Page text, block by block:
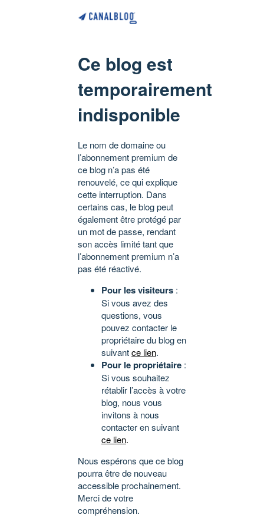
Ce blog est
temporairement
indisponible
Le nom de domaine ou
l’abonnement premium de
ce blog n’a pas été
renouvelé, ce qui explique
cette interruption. Dans
certains cas, le blog peut
également être protégé par
un mot de passe, rendant
son accès limité tant que
l’abonnement premium n’a
pas été réactivé.
Pour les visiteurs :
Si vous avez des
questions, vous
pouvez contacter le
propriétaire du blog en
suivantce lien.
Pour le propriétaire :
Si vous souhaitez
rétablir l’accès à votre
blog, nous vous
invitons à nous
contacter en suivant
ce lien.
Nous espérons que ce blog
pourra être de nouveau
accessible prochainement.
Merci de votre
compréhension.